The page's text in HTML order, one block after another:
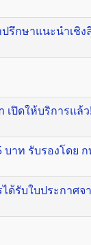
รึกษาแนะนำเชิง
เปิดให้บริการแล้ว
บาท รับรองโดย
ด้รับใบประกาศจ